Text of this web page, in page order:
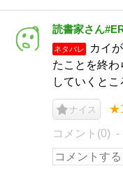
読書家さん
ネタバレ
カイ
たことを終わ
していくと
ナイス
コメント(0)